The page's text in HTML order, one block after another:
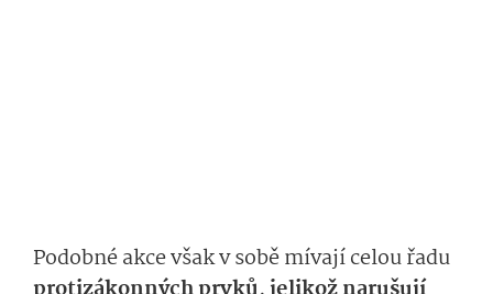
Podobné akce však v sobě mívají celou řadu